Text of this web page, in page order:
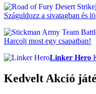
Száguldozz a sivatagban és
Harcolj most egy csapatban!
Linker Hero
Kedvelt Akció